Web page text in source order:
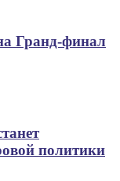
Гранд-финал
политики